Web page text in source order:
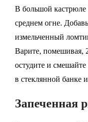
В большой кастрюле
среднем огне.
измельченный
Варите, помешивая,
остудите и
в стеклянной банке
Запеченная